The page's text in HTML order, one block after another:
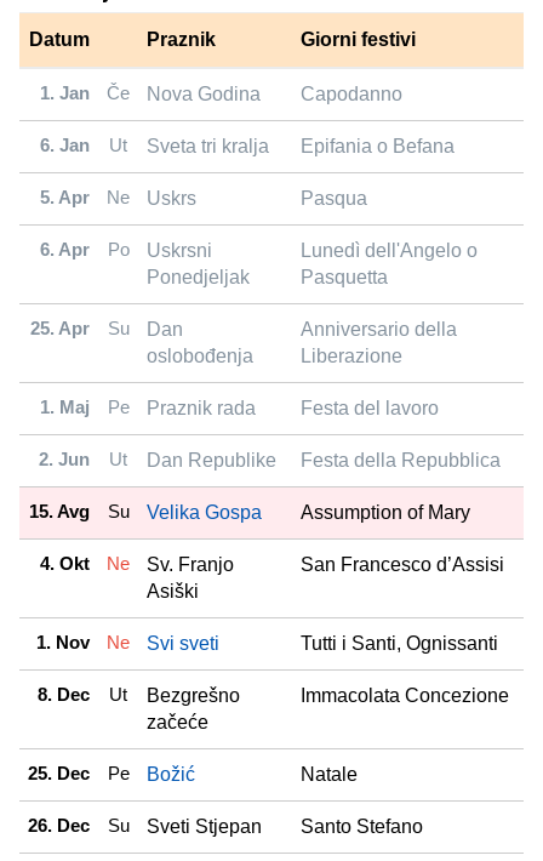
Datum Praznik Giorni festivi
1. Jan Če Nova Godina Capodanno
6. Jan Ut Sveta tri kralja Epifania o Befana
5. Apr Ne Uskrs Pasqua
6. Apr Po
Uskrsni
Ponedjeljak
Lunedì dell'Angelo o
Pasquetta
25. Apr Su
Dan
oslobođenja
Anniversario della
Liberazione
1. Maj Pe Praznik rada Festa del lavoro
2. Jun Ut Dan Republike Festa della Repubblica
15. Avg Su Velika Gospa Assumption of Mary
4. Okt Ne
Sv. Franjo
Asiški
San Francesco d’Assisi
1. Nov Ne Svi sveti Tutti i Santi, Ognissanti
8. Dec Ut
Bezgrešno
začeće
Immacolata Concezione
25. Dec Pe Božić Natale
26. Dec Su Sveti Stjepan Santo Stefano